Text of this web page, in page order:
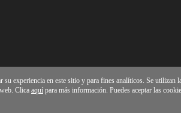
experiencia en este sitio y para fines analíticos. Se utilizan
Clica aquípara más información. Puedes aceptar las